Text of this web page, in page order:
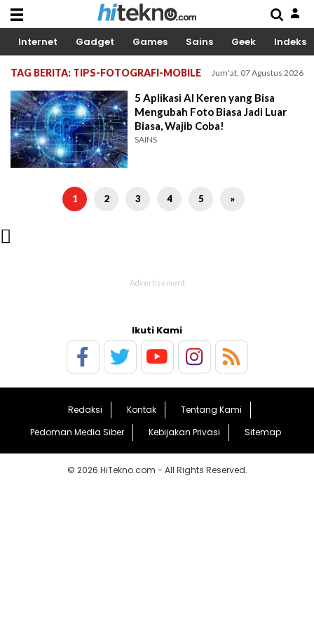
Internet Gadget Games Sains Geek Indeks
TAG BERITA: TIPS-FOTOGRAFI-MOBILE Jum'at, 07 Agustus 2026
5 Aplikasi AI Keren yang Bisa
Mengubah Foto Biasa Jadi Luar
Biasa, Wajib Coba!
SAINS
1 2 3 4 5 »

Ikuti Kami
Redaksi Kontak
Tentang Kami
Pedoman Media Siber
Kebijakan Privasi Sitemap
© 2026 HiTekno.com - All Rights Reserved.